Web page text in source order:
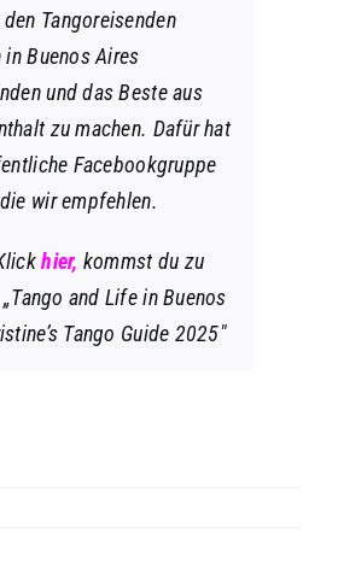
Tangoreisenden
Buenos Aires
und das Beste aus
zu machen. Dafür hat
Facebookgruppe
wir empfehlen.
hier, kommst du zu
Tango and Life in Buenos
Tango Guide 2025″